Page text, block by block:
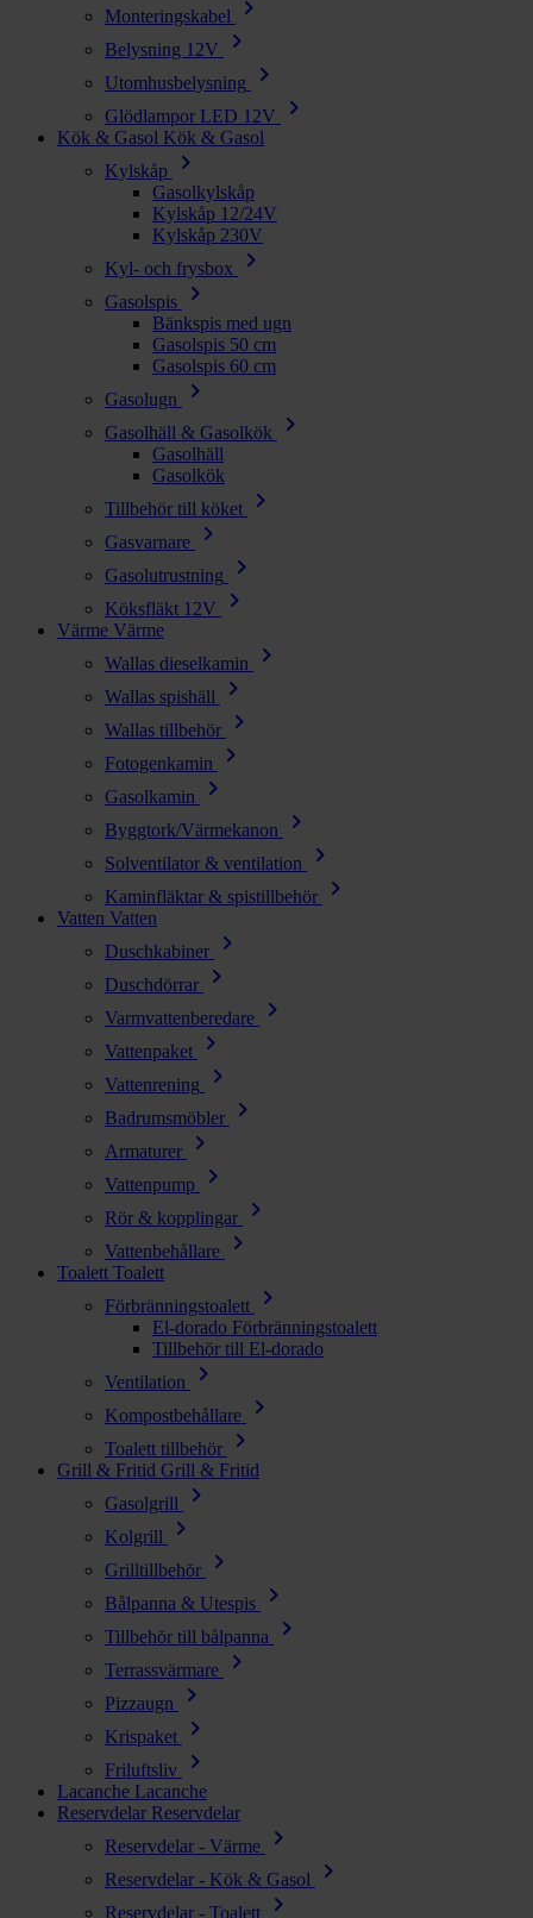
Monteringskabel chevron_right
Belysning 12V chevron_right
Utomhusbelysning chevron_right
Glödlampor LED 12V chevron_right
Kök & Gasol Kök & Gasol
Kylskåp
chevron_right
Gasolkylskåp
Kylskåp 12/24V
Kylskåp 230V
Kyl- och frysbox
chevron_right
Gasolspis chevron_right
Bänkspis med ugn
Gasolspis 50 cm
Gasolspis 60 cm
Gasolugn
chevron_right
Gasolhäll & Gasolkök chevron_right
Gasolhäll
Gasolkök
Tillbehör till köket
chevron_right
Gasvarnare chevron_right
Gasolutrustning chevron_right
Köksfläkt 12V chevron_right
Värme Värme
Wallas dieselkamin
chevron_right
Wallas spishäll chevron_right
Wallas tillbehör chevron_right
Fotogenkamin chevron_right
Gasolkamin chevron_right
Byggtork/Värmekanon chevron_right
Solventilator & ventilation chevron_right
Kaminfläktar & spistillbehör chevron_right
Vatten Vatten
Duschkabiner
chevron_right
Duschdörrar chevron_right
Varmvattenberedare chevron_right
Vattenpaket chevron_right
Vattenrening chevron_right
Badrumsmöbler chevron_right
Armaturer chevron_right
Vattenpump chevron_right
Rör & kopplingar chevron_right
Vattenbehållare chevron_right
Toalett Toalett
Förbränningstoalett
chevron_right
El-dorado Förbränningstoalett
Tillbehör till El-dorado
Ventilation
chevron_right
Kompostbehållare chevron_right
Toalett tillbehör chevron_right
Grill & Fritid Grill & Fritid
Gasolgrill
chevron_right
Kolgrill chevron_right
Grilltillbehör chevron_right
Bålpanna & Utespis chevron_right
Tillbehör till bålpanna chevron_right
Terrassvärmare chevron_right
Pizzaugn chevron_right
Krispaket chevron_right
Friluftsliv chevron_right
Lacanche Lacanche
Reservdelar Reservdelar
Reservdelar - Värme
chevron_right
Reservdelar - Kök & Gasol chevron_right
Reservdelar - Toalett chevron_right